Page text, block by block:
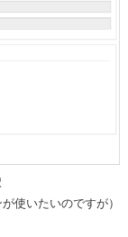
使いたいのですが）